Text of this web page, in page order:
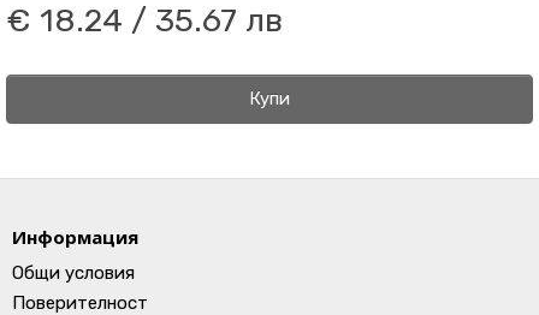
€ 18.24 / 35.67 лв
Купи
Информация
Общи условия
Поверителност